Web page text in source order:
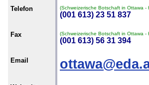
Telefon (Schweizerische Botschaft in Ottawa -
(001 613) 23 51 837
Fax (Schweizerische Botschaft in Ottawa -
(001 613) 56 31 394
Email